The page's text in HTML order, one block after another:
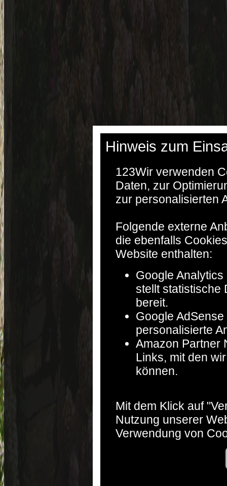
Hinweis zum
123Wir verwenden
Daten, zur
zur personalisierten
Folgende externe
die ebenfalls
Website enthalten:
Google
stellt statistische
bereit.
Google
personalisierte
Amazon Partner
Links, mit den
können.
Mit dem Klick auf
Nutzung unserer
Verwendung von